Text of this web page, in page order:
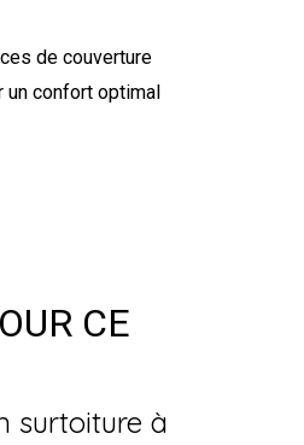
de couverture
un confort optimal
CE
surtoiture à